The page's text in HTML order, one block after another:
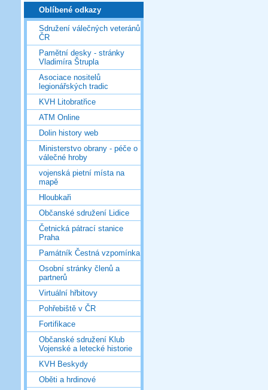
Oblíbené odkazy
Sdružení válečných veteránů
ČR
Pamětní desky - stránky
Vladimíra Štrupla
Asociace nositelů
legionářských tradic
KVH Litobratřice
ATM Online
Dolin history web
Ministerstvo obrany - péče o
válečné hroby
vojenská pietní místa na
mapě
Hloubkaři
Občanské sdružení Lidice
Četnická pátrací stanice
Praha
Památník Čestná vzpomínka
Osobní stránky členů a
partnerů
Virtuální hřbitovy
Pohřebiště v ČR
Fortifikace
Občanské sdružení Klub
Vojenské a letecké historie
KVH Beskydy
Oběti a hrdinové